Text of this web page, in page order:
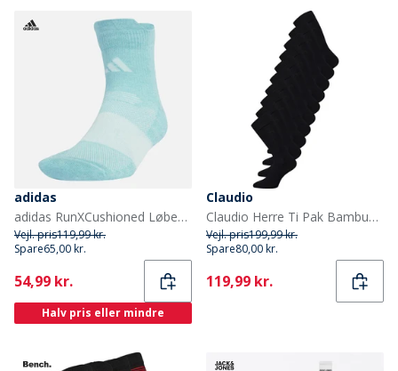
adidas
adidas RunXCushioned Løbestrømper Mint Ton/Halo Mint
Vejl. pris119,99 kr.
Spare65,00 kr.
Current
54,99 kr.
Halv pris eller mindre
Claudio
Claudio Herre Ti Pak Bambus Sokker Sort
Vejl. pris199,99 kr.
Spare80,00 kr.
Current
119,99 kr.